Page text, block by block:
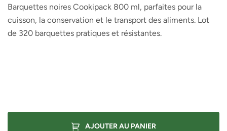
Barquettes noires Cookipack 800 ml, parfaites pour la
cuisson, la conservation et le transport des aliments. Lot
de 320 barquettes pratiques et résistantes.
AJOUTER AU PANIER